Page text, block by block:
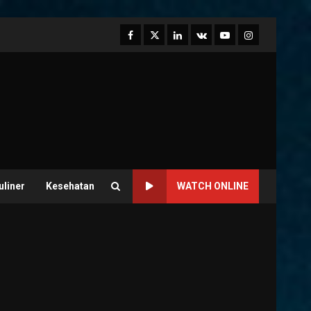
Facebook
TwitterLinkedin
VK YoutubeInstagram
Kesehatan WATCH ONLINE